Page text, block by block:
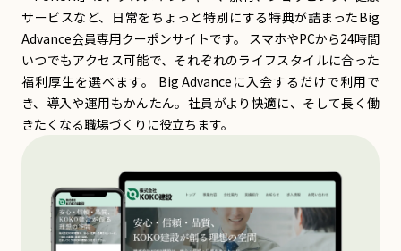
サービスなど、日常をちょっと特別にする特典が詰まったBig
Advance会員専用クーポンサイトです。 スマホやPCから24時間
いつでもアクセス可能で、それぞれのライフスタイルに合った
福利厚生を選べます。 Big Advanceに入会するだけで利用で
き、導入や運用もかんたん。社員がより快適に、そして長く働
きたくなる職場づくりに役立ちます。